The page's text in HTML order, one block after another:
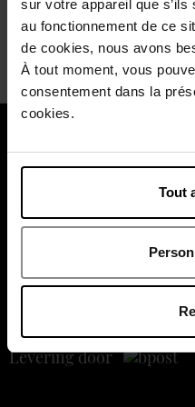
sur votre appareil que
au fonctionnement de ce
de cookies, nous avons
À tout moment, vous
consentement dans la
cookies.
Tout
Betaal veilig
Levering door